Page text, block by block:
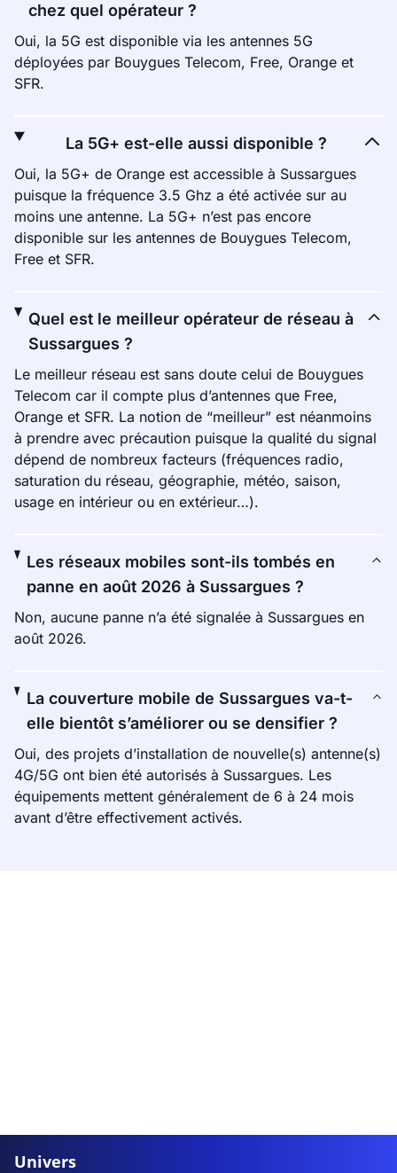
chez quel opérateur ?
Oui, la 5G est disponible via les antennes 5G
déployées par Bouygues Telecom, Free, Orange et
SFR.
La 5G+ est-elle aussi disponible ?
Oui, la 5G+ de Orange est accessible à Sussargues
puisque la fréquence 3.5 Ghz a été activée sur au
moins une antenne. La 5G+ n’est pas encore
disponible sur les antennes de Bouygues Telecom,
Free et SFR.
Quel est le meilleur opérateur de réseau à
Sussargues ?
Le meilleur réseau est sans doute celui de Bouygues
Telecom car il compte plus d’antennes que Free,
Orange et SFR. La notion de “meilleur” est néanmoins
à prendre avec précaution puisque la qualité du signal
dépend de nombreux facteurs (fréquences radio,
saturation du réseau, géographie, météo, saison,
usage en intérieur ou en extérieur…).
Les réseaux mobiles sont-ils tombés en
panne en août 2026 à Sussargues ?
Non, aucune panne n’a été signalée à Sussargues en
août 2026.
La couverture mobile de Sussargues va-t-
elle bientôt s’améliorer ou se densifier ?
Oui, des projets d’installation de nouvelle(s) antenne(s)
4G/5G ont bien été autorisés à Sussargues. Les
équipements mettent généralement de 6 à 24 mois
avant d’être effectivement activés.
Univers